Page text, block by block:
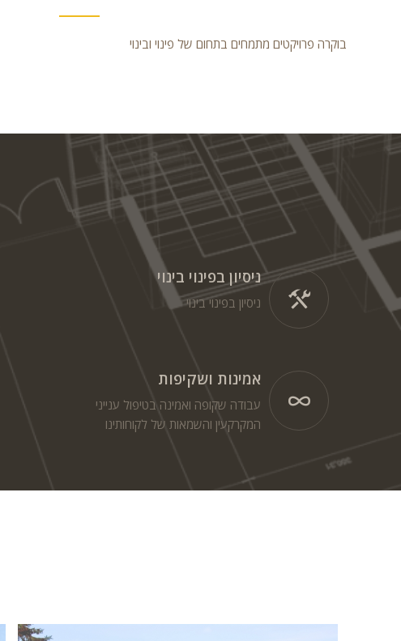
בוקרה פרויקטים מתמחים בתחום של פינוי ובינוי
ניסיון בפינוי בינוי
ניסיון בפינוי בינוי
אמינות ושקיפות
עבודה שקופה ואמינה בטיפול ענייני
המקרקעין והשמאות של לקוחותינו